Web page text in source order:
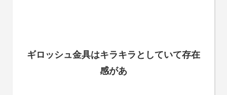
ギロッシュ金具はキラキラとしていて存在
感があ